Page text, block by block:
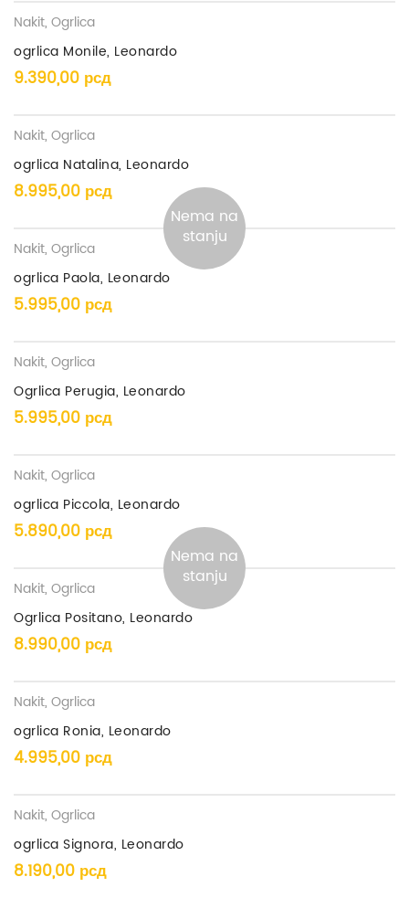
Nakit, Ogrlica
ogrlica Monile, Leonardo
9.390,00 рсд
Nakit, Ogrlica
ogrlica Natalina, Leonardo
8.995,00 рсд
Nema na
stanju
Nakit, Ogrlica
ogrlica Paola, Leonardo
5.995,00 рсд
Nakit, Ogrlica
Ogrlica Perugia, Leonardo
5.995,00 рсд
Nakit, Ogrlica
ogrlica Piccola, Leonardo
5.890,00 рсд
Nema na
stanju
Nakit, Ogrlica
Ogrlica Positano, Leonardo
8.990,00 рсд
Nakit, Ogrlica
ogrlica Ronia, Leonardo
4.995,00 рсд
Nakit, Ogrlica
ogrlica Signora, Leonardo
8.190,00 рсд